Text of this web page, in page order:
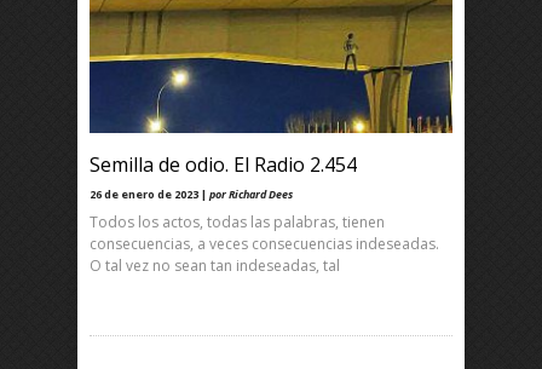
Semilla de odio. El Radio 2.454
26 de enero de 2023 | por Richard Dees
Todos los actos, todas las palabras, tienen
consecuencias, a veces consecuencias indeseadas.
O tal vez no sean tan indeseadas, tal